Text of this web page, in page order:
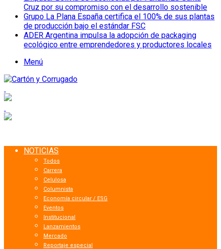
Cruz por su compromiso con el desarrollo sostenible
Grupo La Plana España certifica el 100% de sus plantas
de producción bajo el estándar FSC
ADER Argentina impulsa la adopción de packaging
ecológico entre emprendedores y productores locales
Menú
NOTICIAS
Todos
Carrera
Celulosa
Columnista
Economía circular / ESG
Eventos
Institucional
Lanzamientos
Mercado
Reportaje especial